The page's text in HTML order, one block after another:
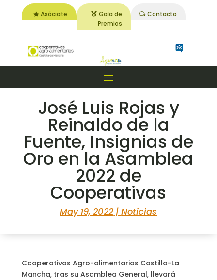
Asóciate
Gala de
Premios
Contacto
José Luis Rojas y
Reinaldo de la
Fuente, Insignias de
Oro en la Asamblea
2022 de
Cooperativas
May 19, 2022 |Noticias
Cooperativas Agro-alimentarias Castilla-La
Mancha, tras su Asamblea General, llevará